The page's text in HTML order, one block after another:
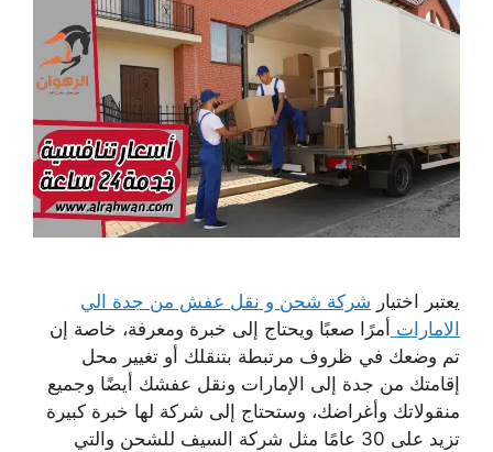
يعتبر اختيار شركة شحن و نقل عفش من جدة الي
الامارات أمرًا صعبًا ويحتاج إلى خبرة ومعرفة، خاصة إن
تم وضعك في ظروف مرتبطة بتنقلك أو تغيير محل
إقامتك من جدة إلى الإمارات ونقل عفشك أيضًا وجميع
منقولاتك وأغراضك، وستحتاج إلى شركة لها خبرة كبيرة
تزيد على 30 عامًا مثل شركة السيف للشحن والتي